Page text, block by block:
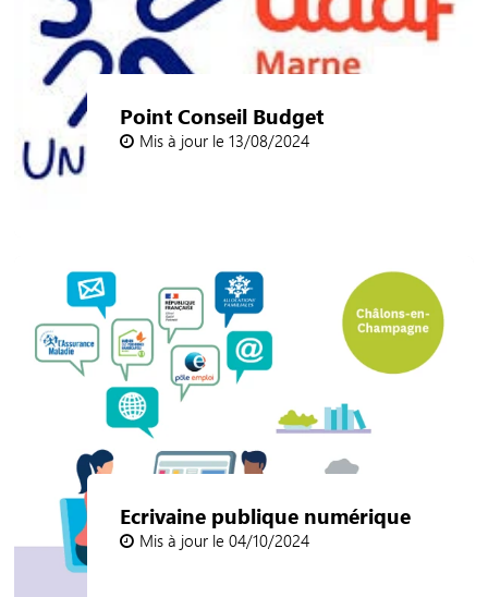
Point Conseil Budget
Mis à jour le 13/08/2024
Ecrivaine publique numérique
Mis à jour le 04/10/2024